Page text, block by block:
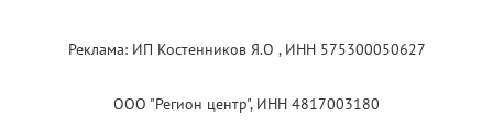
Реклама: ИП Костенников Я.О , ИНН 575300050627
ООО "Регион центр", ИНН 4817003180